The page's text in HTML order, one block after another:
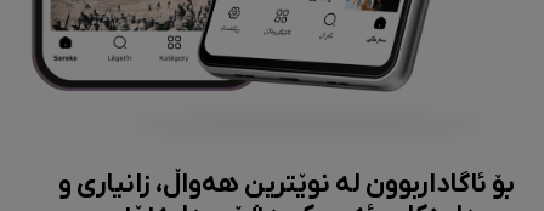
بۆ ئاگاداربوون لە نوێترین هەواڵ، زانیاری و